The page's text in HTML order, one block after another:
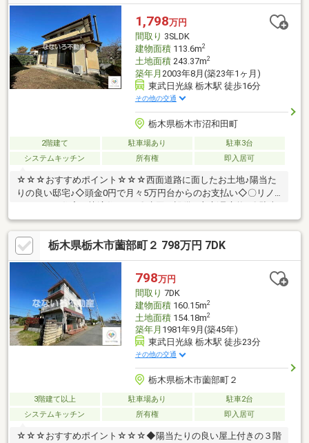
に楽しめるプライベート空間です。とりせん大平店まで徒歩約９
分。大平南小学校まで徒歩約７分と子育て世帯にも暮らしやすい
環境。整った街並みの西水代エリアで、快適な住環境とゆとりあ
る暮ら
1,798万円
間取り 3SLDK
建物面積113.6m2
土地面積243.37m2
築年月 2003年8月(築23年1ヶ月)
東武日光線 栃木駅 徒歩16分
その他の交通
栃木県栃木市沼和田町
2階建て 駐車場あり
駐車3台
システムキッチン
所有権 即入居可
☆☆☆おすすめポイント☆☆☆西面道路に面したお土地♪陽当た
りの良い邸宅♪◇頭金0円で月々5万円台からのお支払い◇〇リノ
ベーション住宅で快適住まい♪〇水回り設備一部新品交換♪〇駐車
場は3台可能（※車種による）〇各居室壁紙はピカピカ新品♪○ハウ
スクリーニング済で綺麗ですのでいつでも内覧可能☆☆☆なない
ろ不動産へ住宅ローンのご相談を☆☆☆◆自己資金（頭金）が無
い、又は使いたくない方。◆転職して間もない為、勤続年数が短
い方。◆車のローンやキャッシング等、他のローン残債があ る
方（件数や金額が多い場合は特に）。◆国民健康保険に加入して
いる方。
栃木県栃木市薗部町２ 798万円 7DK
798万円
間取り 7DK
建物面積160.15m2
土地面積154.18m2
築年月 1981年9月(築45年)
東武日光線 栃木駅 徒歩23分
その他の交通
栃木県栃木市薗部町２
3階建て以上 駐車場あり
駐車2台
システムキッチン
所有権 即入居可
☆☆☆おすすめポイント☆☆☆◆陽当たりの良い屋上付きの３階